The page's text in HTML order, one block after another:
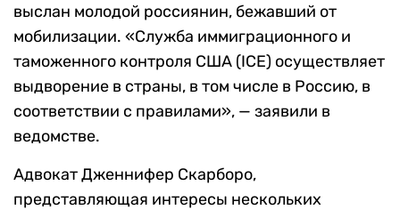
выслан молодой россиянин, бежавший от
мобилизации. «Служба иммиграционного и
таможенного контроля США (ICE) осуществляет
выдворение в страны, в том числе в Россию, в
соответствии с правилами», — заявили в
ведомстве.
Адвокат Дженнифер Скарборо,
представляющая интересы нескольких